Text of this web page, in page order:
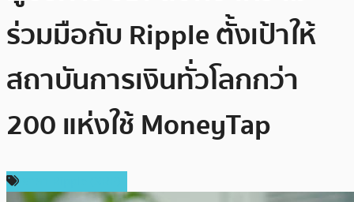
ร่วมมือกับ Ripple ตั้งเป้าให้
สถาบันการเงินทั่วโลกกว่า
200 แห่งใช้ MoneyTap